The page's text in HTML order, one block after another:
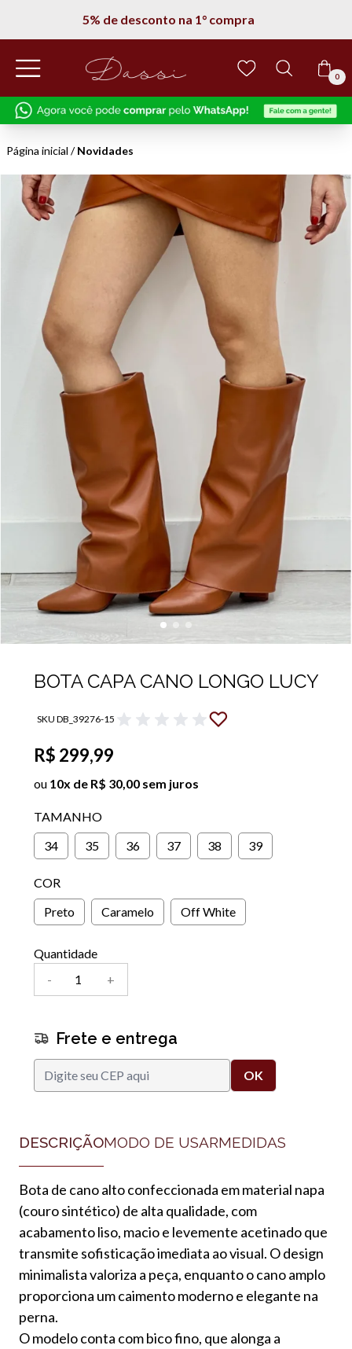
5% de desconto na 1° compra
0
Página inicial /Novidades
BOTA CAPA CANO LONGO LUCY
SKU DB_39276-15
R$ 299,99
ou 10x de R$ 30,00 sem juros
TAMANHO
34
35 36 37 38 39
COR
Preto
Caramelo Off White
Quantidade
-
+
Frete e entrega
DESCRIÇÃOMODO DE USARMEDIDAS
Bota de cano alto confeccionada em material napa
(couro sintético) de alta qualidade, com
acabamento liso, macio e levemente acetinado que
transmite sofisticação imediata ao visual. O design
minimalista valoriza a peça, enquanto o cano amplo
proporciona um caimento moderno e elegante na
perna.
O modelo conta com bico fino, que alonga a